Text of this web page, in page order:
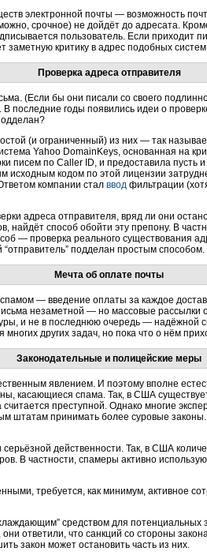
электронной почты — возможность
срочное) не дойдёт до адресата.
пользователь. Если приходит
заметную критику в адрес подобных
Проверка адреса отправителя
(Если бы они писали со своего
последние годы появились идеи о
(и ограниченный) из них — так
Yahoo DomainKeys, основанная на
писем по Caller ID, и предоставила
исходным кодом по этой лицензии
компании стал ввод фильтрации
адреса отправителя, вряд ли они
найдёт способ обойти эту препону. В
— проверка реального существования
подделан простым способом.
Мечта об оплате почты
— введение оплаты за каждое
незаметной — но массовые рассылки
и не в последнюю очередь —
других задач, но пока что о нём
Законодательные и полицейские меры
явлением. И поэтому вполне
касающиеся спама. Так, в США
преступной. Однако многие
принимать более суровые
действенности. Так, в США
В частности, спамеры активно
требуется, как минимум, активное
средством для потенциальных
ответили, что санкций со стороны
закон может остановить часть из них.